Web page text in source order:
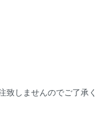
致しませんのでご了承く